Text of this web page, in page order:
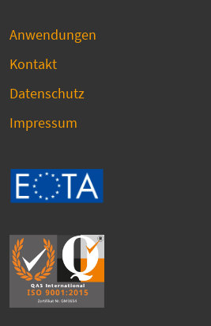
Anwendungen
Kontakt
Datenschutz
Impressum